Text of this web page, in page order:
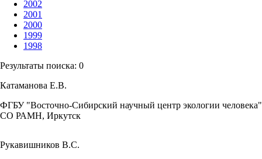
2002
2001
2000
1999
1998
Результаты поиска: 0
Катаманова Е.В.
ФГБУ "Восточно-Сибирский научный центр экологии человека"
СО РАМН, Иркутск
Рукавишников В.С.